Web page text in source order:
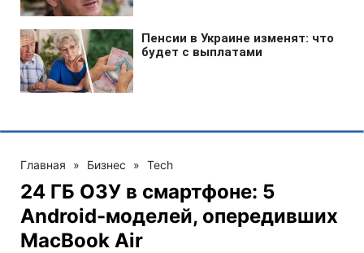
Главная » Бизнес » Tech
24 ГБ ОЗУ в смартфоне: 5
Android-моделей, опередивших
MacBook Air